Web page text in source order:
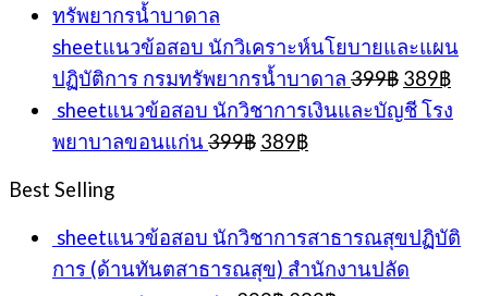
399฿.389฿.
sheetแนวข้อสอบ นักวิเคราะห์นโยบายและแผน
ปฏิบัติการ กรมทรัพยากรน้ำบาดาล 399฿ Original
price
was:
389฿
is:
sheetแนวข้อสอบ นักวิชาการเงินและบัญชี โรง
พยาบาลขอนแก่น 399฿ Original
389฿Current
Best Selling
sheetแนวข้อสอบ นักวิชาการสาธารณสุขปฏิบัติ
การ (ด้านทันตสาธารณสุข) สำนักงานปลัด